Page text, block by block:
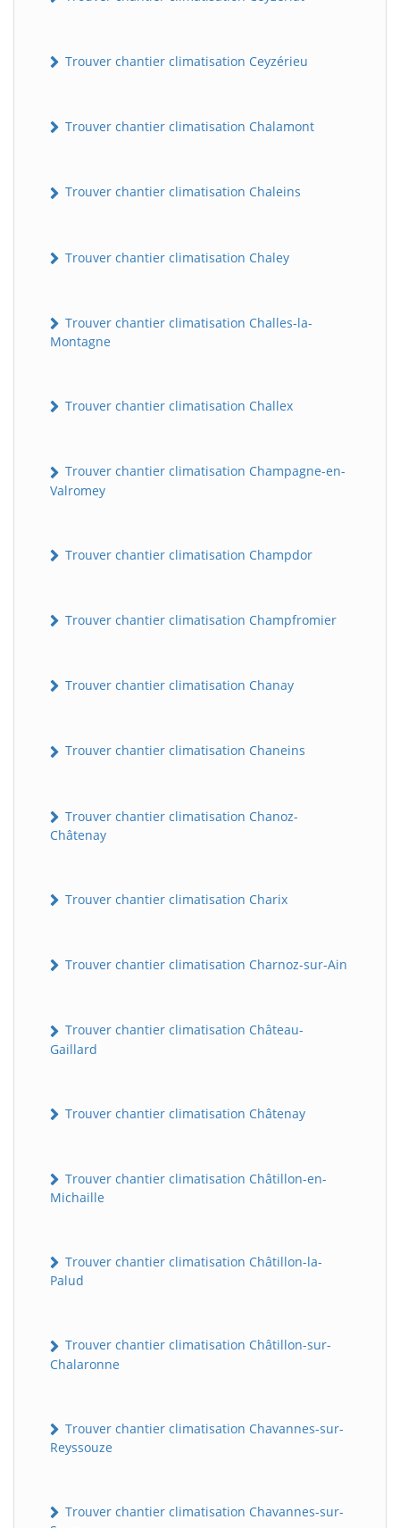
Trouver chantier climatisation Ceyzérieu
Trouver chantier climatisation Chalamont
Trouver chantier climatisation Chaleins
Trouver chantier climatisation Chaley
Trouver chantier climatisation Challes-la-
Montagne
Trouver chantier climatisation Challex
Trouver chantier climatisation Champagne-en-
Valromey
Trouver chantier climatisation Champdor
Trouver chantier climatisation Champfromier
Trouver chantier climatisation Chanay
Trouver chantier climatisation Chaneins
Trouver chantier climatisation Chanoz-
Châtenay
Trouver chantier climatisation Charix
Trouver chantier climatisation Charnoz-sur-Ain
Trouver chantier climatisation Château-
Gaillard
Trouver chantier climatisation Châtenay
Trouver chantier climatisation Châtillon-en-
Michaille
Trouver chantier climatisation Châtillon-la-
Palud
Trouver chantier climatisation Châtillon-sur-
Chalaronne
Trouver chantier climatisation Chavannes-sur-
Reyssouze
Trouver chantier climatisation Chavannes-sur-